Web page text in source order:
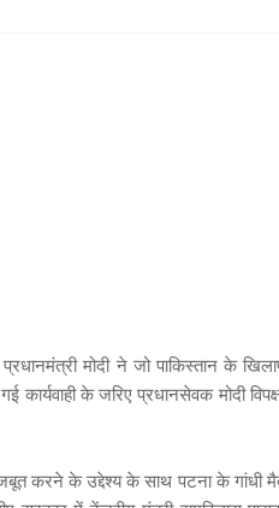
मोदी ने जो पाकिस्तान के
के जरिए प्रधानसेवक मोदी
करने के उद्देश्य के साथ पटना के गांधी